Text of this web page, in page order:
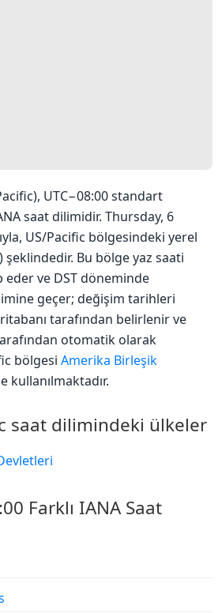
UTC−08:00 standart
saat dilimidir. Thursday, 6
US/Pacific bölgesindeki yerel
şeklindedir. Bu bölge yaz saati
eder ve DST döneminde
geçer; değişim tarihleri
tarafından belirlenir ve
otomatik olarak
bölgesi Amerika Birleşik
kullanılmaktadır.
saat dilimindeki ülkeler
Farklı IANA Saat